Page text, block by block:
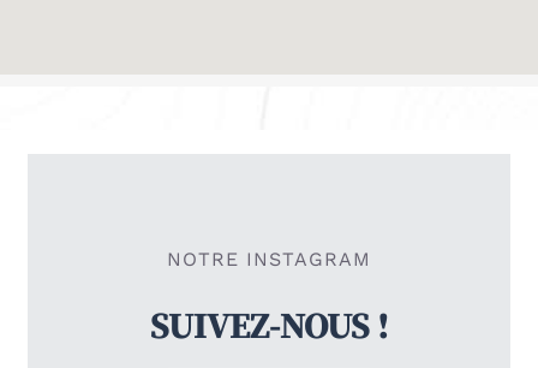
NOTRE INSTAGRAM